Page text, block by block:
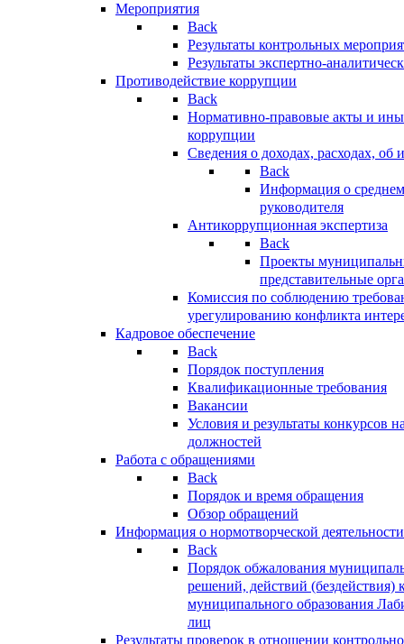
Мероприятия
Back
Результаты контрольных
Результаты экспертно-
Противодействие коррупции
Back
Нормативно-правовые акты и
коррупции
Сведения о доходах, расходах, об
Back
Информация о
руководителя
Антикоррупционная экспертиза
Back
Проекты
представительные
Комиссия по соблюдению
урегулированию конфликта
Кадровое обеспечение
Back
Порядок поступления
Квалификационные требования
Вакансии
Условия и результаты конкурсов
должностей
Работа с обращениями
Back
Порядок и время обращения
Обзор обращений
Информация о нормотворческой деятельности
Back
Порядок обжалования
решений, действий (бездействия)
муниципального образования
лиц
Результаты проверок в отношении